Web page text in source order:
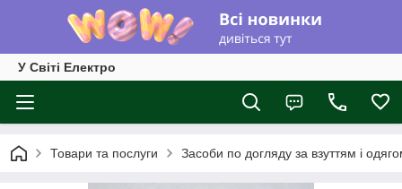
У Світі Електро
Товари та послуги Засоби по догляду за взуттям і